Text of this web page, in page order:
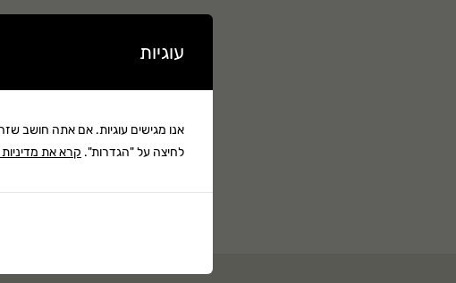
*המשקפיים מגיעים באריזת קרטון המכילה: נרתיק קשיח, נרתיק רך מבד מיקרופייבר ותעודת
עוגיות
אנו מגישים עוגיות. אם אתה חושב
לחיצה על "הגדרות". קרא את